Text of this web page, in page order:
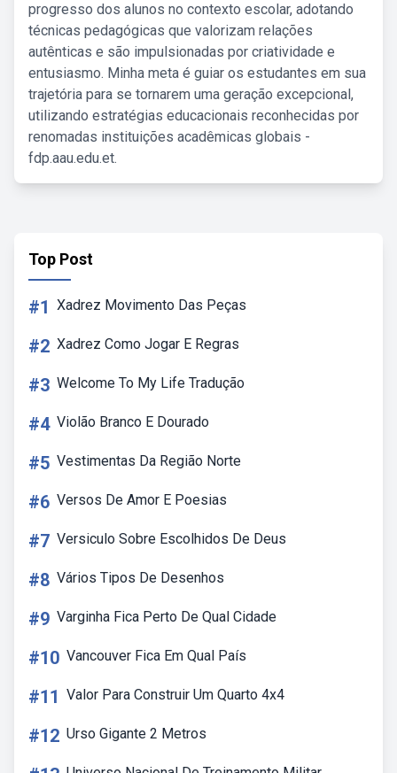
progresso dos alunos no contexto escolar, adotando
técnicas pedagógicas que valorizam relações
autênticas e são impulsionadas por criatividade e
entusiasmo. Minha meta é guiar os estudantes em sua
trajetória para se tornarem uma geração excepcional,
utilizando estratégias educacionais reconhecidas por
renomadas instituições acadêmicas globais -
fdp.aau.edu.et.
Top Post
#1 Xadrez Movimento Das Peças
#2 Xadrez Como Jogar E Regras
#3 Welcome To My Life Tradução
#4 Violão Branco E Dourado
#5 Vestimentas Da Região Norte
#6 Versos De Amor E Poesias
#7 Versiculo Sobre Escolhidos De Deus
#8 Vários Tipos De Desenhos
#9 Varginha Fica Perto De Qual Cidade
#10 Vancouver Fica Em Qual País
#11 Valor Para Construir Um Quarto 4x4
#12 Urso Gigante 2 Metros